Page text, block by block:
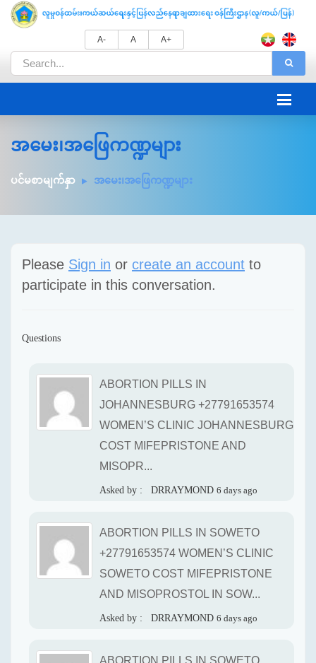
A- A A+
အမေး၊အဖြေကဏ္ဍများ
ပင်မစာမျက်နှာ အမေး၊အဖြေကဏ္ဍများ
Please Sign in or create an account to
participate in this conversation.
Questions
ABORTION PILLS IN
JOHANNESBURG +27791653574
WOMEN’S CLINIC JOHANNESBURG
COST MIFEPRISTONE AND
MISOPR...
Asked by : DRRAYMOND 6 days ago
ABORTION PILLS IN SOWETO
+27791653574 WOMEN’S CLINIC
SOWETO COST MIFEPRISTONE
AND MISOPROSTOL IN SOW...
Asked by : DRRAYMOND 6 days ago
ABORTION PILLS IN SOWETO